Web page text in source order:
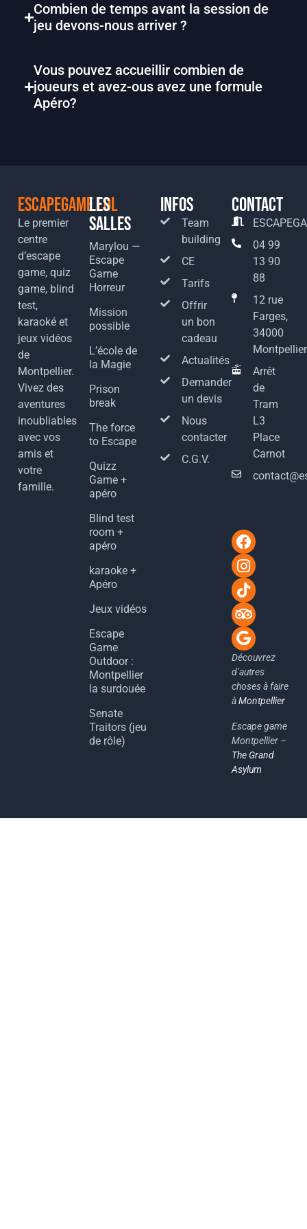
Combien de temps avant la session de
jeu devons-nous arriver ?
Vous pouvez accueillir combien de
joueurs et avez-ous avez une formule
Apéro?
Escapegame.lol
Le premier
centre
d’escape
game, quiz
game, blind
test,
karaoké et
jeux vidéos
de
Montpellier.
Vivez des
aventures
inoubliables
avec vos
amis et
votre
famille.
Les
salles
Marylou —
Escape
Game
Horreur
Mission
possible
L’école de
la Magie
Prison
break
The force
to Escape
Quizz
Game +
apéro
Blind test
room +
apéro
karaoke +
Apéro
Jeux vidéos
Escape
Game
Outdoor :
Montpellier
la surdouée
Senate
Traitors (jeu
de rôle)
Infos
Team
building
CE
Tarifs
Offrir
un bon
cadeau
Actualités
Demander
un devis
Nous
contacter
C.G.V.
Contact
04 99
13 90
88
12 rue
Farges,
34000
Montpellier
Arrêt
de
Tram
L3
Place
Carnot
Découvrez
d’autres
choses à faire
àMontpellier
Escape game
Montpellier –
The Grand
Asylum